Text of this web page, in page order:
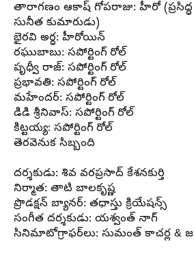
తారాగణం ఆకాష్గోపరాజు: హీరో
సునీత కుమారుడు)
భైరవి అర్ధ: హీరోయిన్
రఘుబాబు: సపోర్టింగ్ రోల్
పృధ్వీ రాజ్: సపోర్టింగ్ రోల్
ప్రభావతి: సపోర్టింగ్ రోల్
మహేందర్: సపోర్టింగ్ రోల్
డిడి శ్రీనివాస్: సపోర్టింగ్ రోల్
కిట్టయ్య: సపోర్టింగ్ రోల్
తెరవెనుక సిబ్బంది
దర్శకుడు: శివ వరప్రసాద్ కేశనకుర్తి
నిర్మాత: తాటి బాలకృష్ణ
ప్రొడక్షన్ బ్యానర్: తధాస్తు క్రియేషన్స్
సంగీత దర్శకుడు: యశ్వంత్ నాగ్
సినిమాటోగ్రాఫర్‌లు: సుమంత్ కాచర్ల &